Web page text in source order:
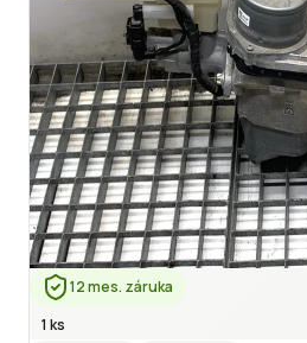
12 mes. záruka
1 ks